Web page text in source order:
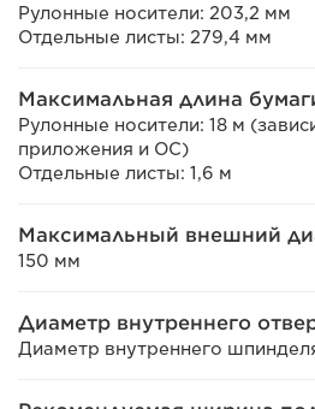
Рулонные носители: 203,2 мм
Отдельные листы: 279,4 мм
Максимальная длина
Рулонные носители: 18 м
приложения и ОС)
Отдельные листы: 1,6 м
Максимальный внешний
150 мм
Диаметр внутреннего
Диаметр внутреннего